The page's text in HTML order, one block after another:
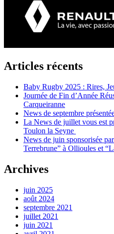
Articles récents
Baby Rugby 2025 : Rires,
Journée de Fin d’Année
Carqueiranne
News de septembre
La News de juillet vous est
Toulon la Seyne
News de juin sponsorisée
Terrebrune” à Ollioules et
Archives
juin 2025
août 2024
septembre 2021
juillet 2021
juin 2021